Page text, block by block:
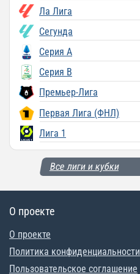
Ла Лига
Сегунда
Серия A
Серия B
Премьер-Лига
Первая Лига (ФНЛ)
Лига 1
Все лиги и кубки
О проекте
О проекте
Политика конфиденциальности
Пользовательское соглашение